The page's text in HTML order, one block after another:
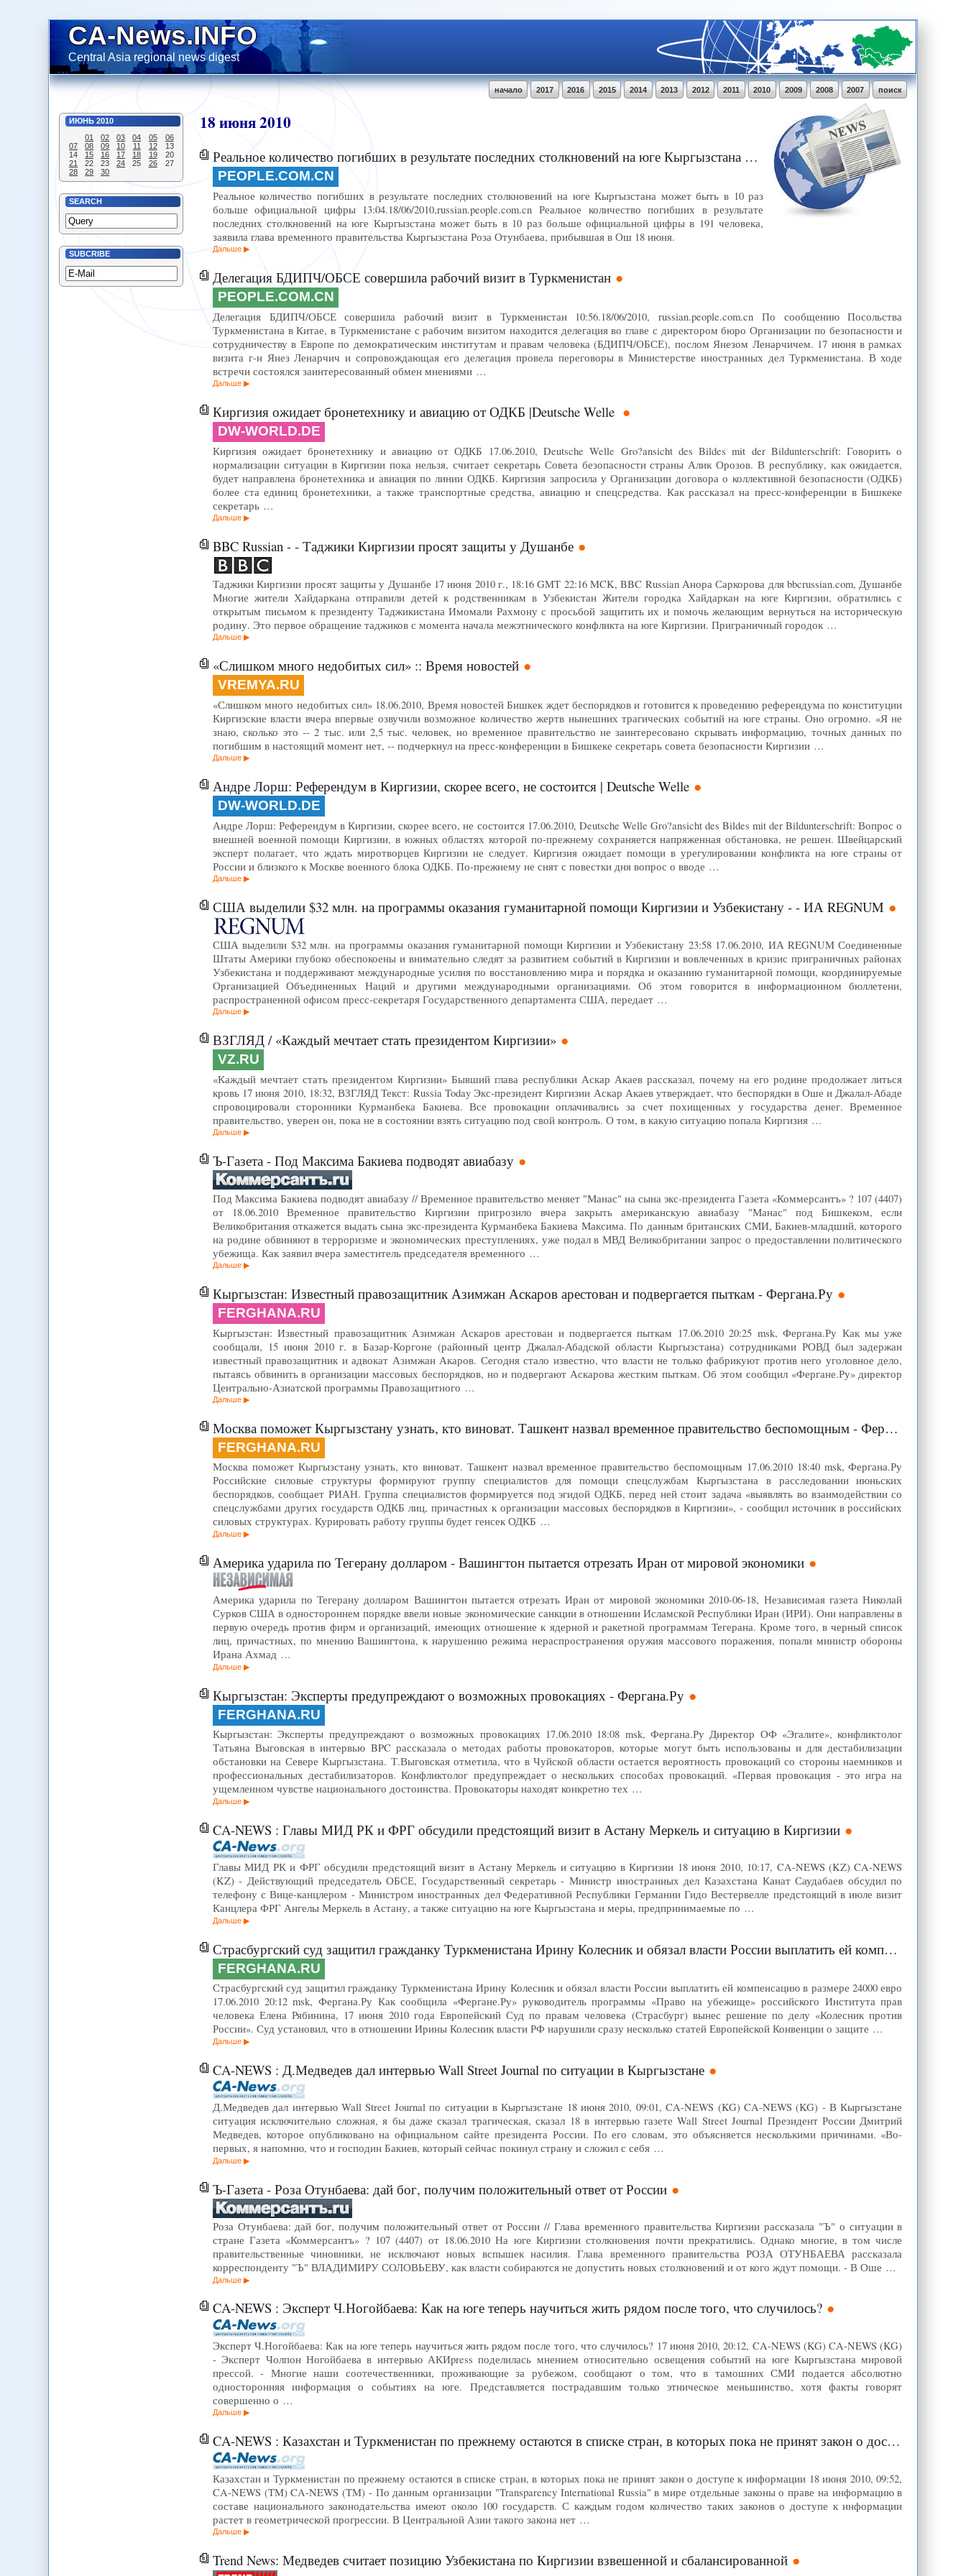
CA-News.INFO
Central Asia regional news digest
поиск
2007
2008
2009
2010
2011
2012
2013
2014
2015
2016
2017
начало
ИЮНЬ 2010
01
02 03 04 05
06
07
08 09 10 11 12
13
14
15 16 17 18 19
20
21
22 23 24 25 26
27
28
29 30
SEARCH
SUBCRIBE
18июня2010
Реальное количество погибших в результате последних столкновений на юге Кыргызстана может быть в 10 раз больше официальной цифры
PEOPLE.COM.CN
Реальное количество погибших в результате последних столкновений на юге Кыргызстана может быть в 10 раз
больше официальной цифры 13:04.18/06/2010,russian.people.com.cn Реальное количество погибших в результате
последних столкновений на юге Кыргызстана может быть в 10 раз больше официальной цифры в 191 человека,
заявила глава временного правительства Кыргызстана Роза Отунбаева, прибывшая в Ош 18 июня.
Дальше
Делегация БДИПЧ/ОБСЕ совершила рабочий визит в Туркменистан
PEOPLE.COM.CN
Делегация БДИПЧ/ОБСЕ совершила рабочий визит в Туркменистан 10:56.18/06/2010, russian.people.com.cn По сообщению Посольства
Туркменистана в Китае, в Туркменистане с рабочим визитом находится делегация во главе с директором бюро Организации по безопасности и
сотрудничеству в Европе по демократическим институтам и правам человека (БДИПЧ/ОБСЕ), послом Янезом Ленарчичем. 17 июня в рамках
визита г-н Янез Ленарчич и сопровождающая его делегация провела переговоры в Министерстве иностранных дел Туркменистана. В ходе
встречи состоялся заинтересованный обмен мнениями …
Дальше
Киргизия ожидает бронетехнику и авиацию от ОДКБ |Deutsche Welle
DW-WORLD.DE
Киргизия ожидает бронетехнику и авиацию от ОДКБ 17.06.2010, Deutsche Welle Gro?ansicht des Bildes mit der Bildunterschrift: Говорить о
нормализации ситуации в Киргизии пока нельзя, считает секретарь Совета безопасности страны Алик Орозов. В республику, как ожидается,
будет направлена бронетехника и авиация по линии ОДКБ. Киргизия запросила у Организации договора о коллективной безопасности (ОДКБ)
более ста единиц бронетехники, а также транспортные средства, авиацию и спецсредства. Как рассказал на пресс-конференции в Бишкеке
секретарь …
Дальше
BBC Russian - - Таджики Киргизии просят защиты у Душанбе
Таджики Киргизии просят защиты у Душанбе 17 июня 2010 г., 18:16 GMT 22:16 MCK, BBC Russian Анора Саркорова для bbcrussian.com, Душанбе
Многие жители Хайдаркана отправили детей к родственникам в Узбекистан Жители городка Хайдаркан на юге Киргизии, обратились с
открытым письмом к президенту Таджикистана Имомали Рахмону с просьбой защитить их и помочь желающим вернуться на историческую
родину. Это первое обращение таджиков с момента начала межэтнического конфликта на юге Киргизии. Приграничный городок …
Дальше
«Слишком много недобитых сил» :: Время новостей
VREMYA.RU
«Слишком много недобитых сил» 18.06.2010, Время новостей Бишкек ждет беспорядков и готовится к проведению референдума по конституции
Киргизские власти вчера впервые озвучили возможное количество жертв нынешних трагических событий на юге страны. Оно огромно. «Я не
знаю, сколько это -- 2 тыс. или 2,5 тыс. человек, но временное правительство не заинтересовано скрывать информацию, точных данных по
погибшим в настоящий момент нет, -- подчеркнул на пресс-конференции в Бишкеке секретарь совета безопасности Киргизии …
Дальше
Андре Лорш: Референдум в Киргизии, скорее всего, не состоится | Deutsche Welle
DW-WORLD.DE
Андре Лорш: Референдум в Киргизии, скорее всего, не состоится 17.06.2010, Deutsche Welle Gro?ansicht des Bildes mit der Bildunterschrift: Вопрос о
внешней военной помощи Киргизии, в южных областях которой по-прежнему сохраняется напряженная обстановка, не решен. Швейцарский
эксперт полагает, что ждать миротворцев Киргизии не следует. Киргизия ожидает помощи в урегулировании конфликта на юге страны от
России и близкого к Москве военного блока ОДКБ. По-прежнему не снят с повестки дня вопрос о вводе …
Дальше
США выделили $32 млн. на программы оказания гуманитарной помощи Киргизии и Узбекистану - - ИА REGNUM
США выделили $32 млн. на программы оказания гуманитарной помощи Киргизии и Узбекистану 23:58 17.06.2010, ИА REGNUM Соединенные
Штаты Америки глубоко обеспокоены и внимательно следят за развитием событий в Киргизии и вовлеченных в кризис приграничных районах
Узбекистана и поддерживают международные усилия по восстановлению мира и порядка и оказанию гуманитарной помощи, координируемые
Организацией Объединенных Наций и другими международными организациями. Об этом говорится в информационном бюллетени,
распространенной офисом пресс-секретаря Государственного департамента США, передает …
Дальше
ВЗГЛЯД / «Каждый мечтает стать президентом Киргизии»
VZ.RU
«Каждый мечтает стать президентом Киргизии» Бывший глава республики Аскар Акаев рассказал, почему на его родине продолжает литься
кровь 17 июня 2010, 18:32, ВЗГЛЯД Текст: Russia Today Экс-президент Киргизии Аскар Акаев утверждает, что беспорядки в Оше и Джалал-Абаде
спровоцировали сторонники Курманбека Бакиева. Все провокации оплачивались за счет похищенных у государства денег. Временное
правительство, уверен он, пока не в состоянии взять ситуацию под свой контроль. О том, в какую ситуацию попала Киргизия …
Дальше
Ъ-Газета - Под Максима Бакиева подводят авиабазу
Под Максима Бакиева подводят авиабазу // Временное правительство меняет "Манас" на сына экс-президента Газета «Коммерсантъ» ? 107 (4407)
от 18.06.2010 Временное правительство Киргизии пригрозило вчера закрыть американскую авиабазу "Манас" под Бишкеком, если
Великобритания откажется выдать сына экс-президента Курманбека Бакиева Максима. По данным британских СМИ, Бакиев-младший, которого
на родине обвиняют в терроризме и экономических преступлениях, уже подал в МВД Великобритании запрос о предоставлении политического
убежища. Как заявил вчера заместитель председателя временного …
Дальше
Кыргызстан: Известный правозащитник Азимжан Аскаров арестован и подвергается пыткам - Фергана.Ру
FERGHANA.RU
Кыргызстан: Известный правозащитник Азимжан Аскаров арестован и подвергается пыткам 17.06.2010 20:25 msk, Фергана.Ру Как мы уже
сообщали, 15 июня 2010 г. в Базар-Коргоне (районный центр Джалал-Абадской области Кыргызстана) сотрудниками РОВД был задержан
известный правозащитник и адвокат Азимжан Акаров. Сегодня стало известно, что власти не только фабрикуют против него уголовное дело,
пытаясь обвинить в организации массовых беспорядков, но и подвергают Аскарова жестким пыткам. Об этом сообщил «Фергане.Ру» директор
Центрально-Азиатской программы Правозащитного …
Дальше
Москва поможет Кыргызстану узнать, кто виноват. Ташкент назвал временное правительство беспомощным - Фергана.Ру
FERGHANA.RU
Москва поможет Кыргызстану узнать, кто виноват. Ташкент назвал временное правительство беспомощным 17.06.2010 18:40 msk, Фергана.Ру
Российские силовые структуры формируют группу специалистов для помощи спецслужбам Кыргызстана в расследовании июньских
беспорядков, сообщает РИАН. Группа специалистов формируется под эгидой ОДКБ, перед ней стоит задача «выявлять во взаимодействии со
спецслужбами других государств ОДКБ лиц, причастных к организации массовых беспорядков в Киргизии», - сообщил источник в российских
силовых структурах. Курировать работу группы будет генсек ОДКБ …
Дальше
Америка ударила по Тегерану долларом - Вашингтон пытается отрезать Иран от мировой экономики
Америка ударила по Тегерану долларом Вашингтон пытается отрезать Иран от мировой экономики 2010-06-18, Независимая газета Николай
Сурков США в одностороннем порядке ввели новые экономические санкции в отношении Исламской Республики Иран (ИРИ). Они направлены в
первую очередь против фирм и организаций, имеющих отношение к ядерной и ракетной программам Тегерана. Кроме того, в черный список
лиц, причастных, по мнению Вашингтона, к нарушению режима нераспространения оружия массового поражения, попали министр обороны
Ирана Ахмад …
Дальше
Кыргызстан: Эксперты предупреждают о возможных провокациях - Фергана.Ру
FERGHANA.RU
Кыргызстан: Эксперты предупреждают о возможных провокациях 17.06.2010 18:08 msk, Фергана.Ру Директор ОФ «Эгалите», конфликтолог
Татьяна Выговская в интервью BPC рассказала о методах работы провокаторов, которые могут быть использованы и для дестабилизации
обстановки на Севере Кыргызстана. Т.Выговская отметила, что в Чуйской области остается вероятность провокаций со стороны наемников и
профессиональных дестабилизаторов. Конфликтолог предупреждает о нескольких способах провокаций. «Первая провокация - это игра на
ущемленном чувстве национального достоинства. Провокаторы находят конкретно тех …
Дальше
CA-NEWS : Главы МИД РК и ФРГ обсудили предстоящий визит в Астану Меркель и ситуацию в Киргизии
Главы МИД РК и ФРГ обсудили предстоящий визит в Астану Меркель и ситуацию в Киргизии 18 июня 2010, 10:17, CA-NEWS (KZ) CA-NEWS
(KZ) - Действующий председатель ОБСЕ, Государственный секретарь - Министр иностранных дел Казахстана Канат Саудабаев обсудил по
телефону с Вице-канцлером - Министром иностранных дел Федеративной Республики Германии Гидо Вестервелле предстоящий в июле визит
Канцлера ФРГ Ангелы Меркель в Астану, а также ситуацию на юге Кыргызстана и меры, предпринимаемые по …
Дальше
Страсбургский суд защитил гражданку Туркменистана Ирину Колесник и обязал власти России выплатить ей компенсацию в размере 24000 евро - Фергана.Ру
FERGHANA.RU
Страсбургский суд защитил гражданку Туркменистана Ирину Колесник и обязал власти России выплатить ей компенсацию в размере 24000 евро
17.06.2010 20:12 msk, Фергана.Ру Как сообщила «Фергане.Ру» руководитель программы «Право на убежище» российского Института прав
человека Елена Рябинина, 17 июня 2010 года Европейский Суд по правам человека (Страсбург) вынес решение по делу «Колесник против
России». Суд установил, что в отношении Ирины Колесник власти РФ нарушили сразу несколько статей Европейской Конвенции о защите …
Дальше
CA-NEWS : Д.Медведев дал интервью Wall Street Journal по ситуации в Кыргызстане
Д.Медведев дал интервью Wall Street Journal по ситуации в Кыргызстане 18 июня 2010, 09:01, CA-NEWS (KG) CA-NEWS (KG) - В Кыргызстане
ситуация исключительно сложная, я бы даже сказал трагическая, сказал 18 в интервью газете Wall Street Journal Президент России Дмитрий
Медведев, которое опубликовано на официальном сайте президента России. По его словам, это объясняется несколькими причинами. «Во-
первых, я напомню, что и господин Бакиев, который сейчас покинул страну и сложил с себя …
Дальше
Ъ-Газета - Роза Отунбаева: дай бог, получим положительный ответ от России
Роза Отунбаева: дай бог, получим положительный ответ от России // Глава временного правительства Киргизии рассказала "Ъ" о ситуации в
стране Газета «Коммерсантъ» ? 107 (4407) от 18.06.2010 На юге Киргизии столкновения почти прекратились. Однако многие, в том числе
правительственные чиновники, не исключают новых вспышек насилия. Глава временного правительства РОЗА ОТУНБАЕВА рассказала
корреспонденту "Ъ" ВЛАДИМИРУ СОЛОВЬЕВУ, как власти собираются не допустить новых столкновений и от кого ждут помощи. - В Оше …
Дальше
CA-NEWS : Эксперт Ч.Ногойбаева: Как на юге теперь научиться жить рядом после того, что случилось?
Эксперт Ч.Ногойбаева: Как на юге теперь научиться жить рядом после того, что случилось? 17 июня 2010, 20:12, CA-NEWS (KG) CA-NEWS (KG)
- Эксперт Чолпон Ногойбаева в интервью АКИpress поделилась мнением относительно освещения событий на юге Кыргызстана мировой
прессой. - Многие наши соотечественники, проживающие за рубежом, сообщают о том, что в тамошних СМИ подается абсолютно
односторонняя информация о событиях на юге. Представляется пострадавшим только этническое меньшинство, хотя факты говорят
совершенно о …
Дальше
CA-NEWS : Казахстан и Туркменистан по прежнему остаются в списке стран, в которых пока не принят закон о доступе к информации
Казахстан и Туркменистан по прежнему остаются в списке стран, в которых пока не принят закон о доступе к информации 18 июня 2010, 09:52,
CA-NEWS (TM) CA-NEWS (TM) - По данным организации "Transparency International Russia" в мире отдельные законы о праве на информацию в
составе национального законодательства имеют около 100 государств. С каждым годом количество таких законов о доступе к информации
растет в геометрической прогрессии. В Центральной Азии такого закона нет …
Дальше
Trend News: Медведев считает позицию Узбекистана по Киргизии взвешенной и сбалансированной